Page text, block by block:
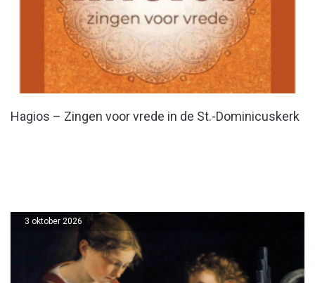
Hagios – Zingen voor vrede in de St.-Dominicuskerk
3 oktober 2026